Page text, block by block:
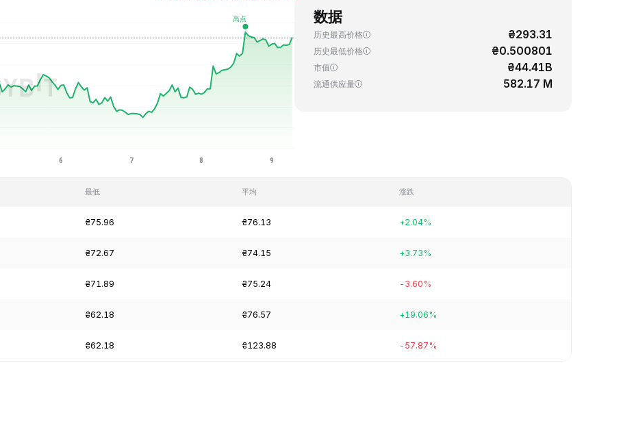
数据
历史最高价格 ₴293.31
历史最低价格 ₴0.500801
市值 ₴44.41B
流通供应量 582.17 M
最低 平均 涨跌
₴75.96 ₴76.13 +2.04%
₴72.67 ₴74.15 +3.73%
₴71.89 ₴75.24 -3.60%
₴62.18 ₴76.57 +19.06%
₴62.18 ₴123.88 -57.87%